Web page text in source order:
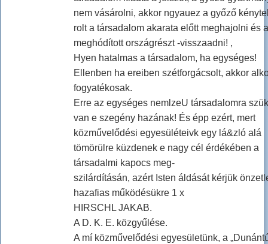
nem vásárolni, akkor ngyauez a győző
rolt a társadalom akarata előtt meghajolni és a
meghódított országrészt -visszaadni! ,
Hyen hatalmas a társadalom, ha egységes!
Ellenben ha ereiben szétforgácsolt, akkor
fogyatékosak.
Erre az egységes nemlzeU társadalomra
van e szegény hazának! És épp ezért, mert
közművelődési egyesüléteivk egy lá&zló alá
tömörülre küzdenek e nagy cél érdékében a
társadalmi kapocs meg-
szilárdításán, azért Isten áldását kérjük
hazafias működésükre 1 x
HIRSCHL JAKAB.
A D. K. E. közgyűlése.
A mí közművelődési egyesületünk, a